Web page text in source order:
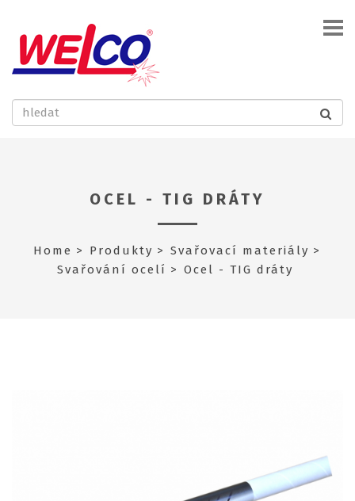
OCEL - TIG DRÁTY
Home Produkty
Svařovací materiály
Svařování ocelí
Ocel - TIG dráty